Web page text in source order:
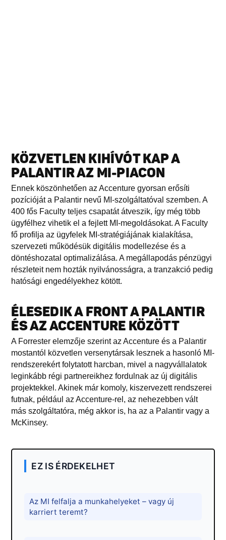
KÖZVETLEN KIHÍVÓT KAP A
PALANTIR AZ MI-PIACON
Ennek köszönhetően az Accenture gyorsan erősíti
pozícióját a Palantir nevű MI-szolgáltatóval szemben. A
400 fős Faculty teljes csapatát átveszik, így még több
ügyfélhez vihetik el a fejlett MI-megoldásokat. A Faculty
fő profilja az ügyfelek MI-stratégiájának kialakítása,
szervezeti működésük digitális modellezése és a
döntéshozatal optimalizálása. A megállapodás pénzügyi
részleteit nem hozták nyilvánosságra, a tranzakció pedig
hatósági engedélyekhez kötött.
ÉLESEDIK A FRONT A PALANTIR
ÉS AZ ACCENTURE KÖZÖTT
A Forrester elemzője szerint az Accenture és a Palantir
mostantól közvetlen versenytársak lesznek a hasonló MI-
rendszerekért folytatott harcban, mivel a nagyvállalatok
leginkább régi partnereikhez fordulnak az új digitális
projektekkel. Akinek már komoly, kiszervezett rendszerei
futnak, például az Accenture-rel, az nehezebben vált
más szolgáltatóra, még akkor is, ha az a Palantir vagy a
McKinsey.
EZ IS ÉRDEKELHET
Az MI felfalja a munkahelyeket – vagy új
karriert teremt?